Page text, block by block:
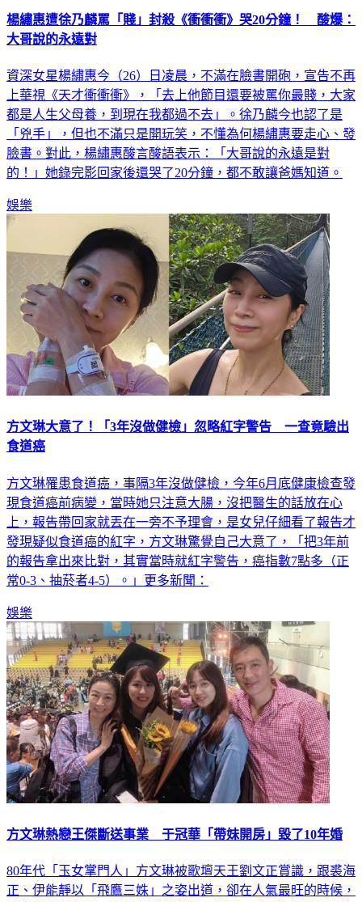
楊繡惠遭徐乃麟罵「賤」封殺《衝衝衝》哭20分鐘！ 酸爆：
大哥說的永遠對
資深女星楊繡惠今（26）日凌晨，不滿在臉書開砲，宣告不再
上華視《天才衝衝衝》，「去上他節目還要被罵你最賤，大家
都是人生父母養，到現在我都過不去」。徐乃麟今也認了是
「兇手」，但也不滿只是開玩笑，不懂為何楊繡惠要走心、發
臉書。對此，楊繡惠酸言酸語表示：「大哥說的永遠是對
的！」她錄完影回家後還哭了20分鐘，都不敢讓爸媽知道。
娛樂
方文琳大意了！「3年沒做健檢」忽略紅字警告 一查竟驗出
食道癌
方文琳罹患食道癌，事隔3年沒做健檢，今年6月底健康檢查發
現食道癌前病變，當時她只注意大腸，沒把醫生的話放在心
上，報告帶回家就丟在一旁不予理會，是女兒仔細看了報告才
發現疑似食道癌的紅字，方文琳驚覺自己大意了，「把3年前
的報告拿出來比對，其實當時就紅字警告，癌指數7點多（正
常0-3、抽菸者4-5）。」更多新聞：
娛樂
方文琳熱戀王傑斷送事業 于冠華「帶妹開房」毀了10年婚
80年代「玉女掌門人」方文琳被歌壇天王劉文正賞識，跟裘海
正、伊能靜以「飛鷹三姝」之姿出道，卻在人氣最旺的時候，